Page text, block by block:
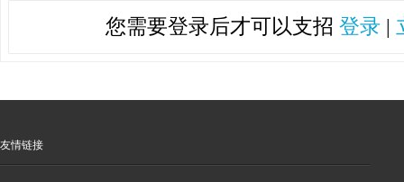
您需要登录后才可以支招 登录 |
友情链接